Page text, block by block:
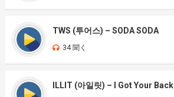
TWS (투어스) – SODA SODA
34 聞く
ILLIT (아일릿) – I Got Your Back